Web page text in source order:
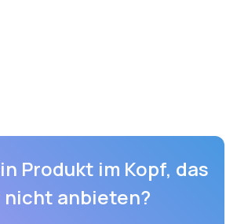
Produkt im Kopf, das
nicht anbieten?